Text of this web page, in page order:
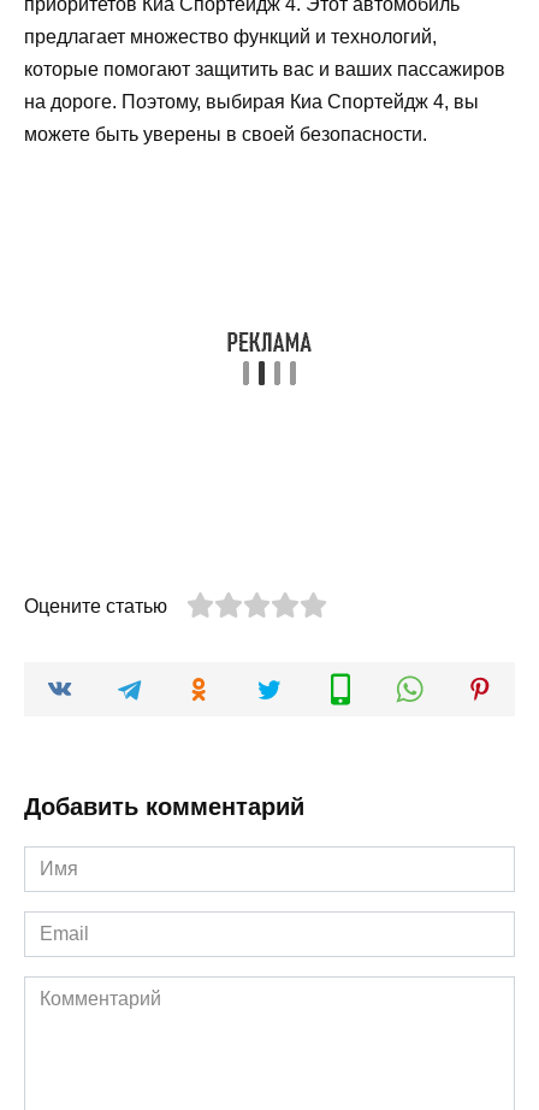
приоритетов Киа Спортейдж 4. Этот автомобиль
предлагает множество функций и технологий,
которые помогают защитить вас и ваших пассажиров
на дороге. Поэтому, выбирая Киа Спортейдж 4, вы
можете быть уверены в своей безопасности.
Оцените статью
Добавить комментарий
Имя
*
Email
*
Комментарий